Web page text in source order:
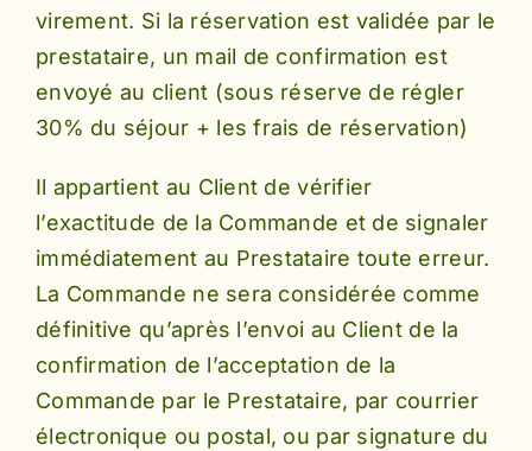
virement. Si la réservation est validée par le
prestataire, un mail de confirmation est
envoyé au client (sous réserve de régler
30% du séjour + les frais de réservation)
Il appartient au Client de vérifier
l’exactitude de la Commande et de signaler
immédiatement au Prestataire toute erreur.
La Commande ne sera considérée comme
définitive qu’après l’envoi au Client de la
confirmation de l’acceptation de la
Commande par le Prestataire, par courrier
électronique ou postal, ou par signature du